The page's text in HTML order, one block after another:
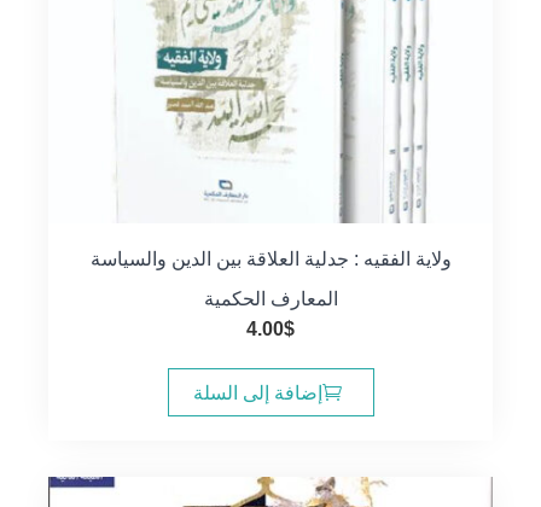
ولاية الفقيه : جدلية العلاقة بين الدين والسياسة
المعارف الحكمية
4.00$
إضافة إلى السلة